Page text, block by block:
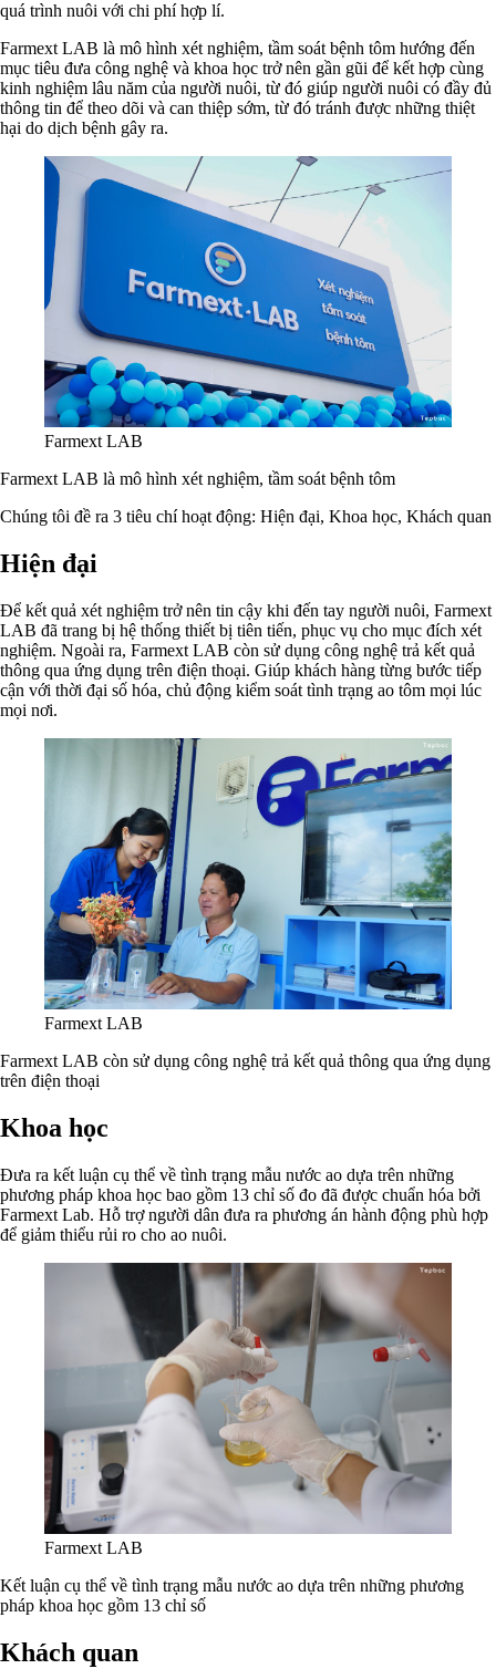
quá trình nuôi với chi phí hợp lí.
Farmext LAB là mô hình xét nghiệm, tầm soát bệnh tôm hướng đến
mục tiêu đưa công nghệ và khoa học trở nên gần gũi để kết hợp cùng
kinh nghiệm lâu năm của người nuôi, từ đó giúp người nuôi có đầy đủ
thông tin để theo dõi và can thiệp sớm, từ đó tránh được những thiệt
hại do dịch bệnh gây ra.
Farmext LAB
Farmext LAB là mô hình xét nghiệm, tầm soát bệnh tôm
Chúng tôi đề ra 3 tiêu chí hoạt động: Hiện đại, Khoa học, Khách quan
Hiện đại
Để kết quả xét nghiệm trở nên tin cậy khi đến tay người nuôi, Farmext
LAB đã trang bị hệ thống thiết bị tiên tiến, phục vụ cho mục đích xét
nghiệm. Ngoài ra, Farmext LAB còn sử dụng công nghệ trả kết quả
thông qua ứng dụng trên điện thoại. Giúp khách hàng từng bước tiếp
cận với thời đại số hóa, chủ động kiểm soát tình trạng ao tôm mọi lúc
mọi nơi.
Farmext LAB
Farmext LAB còn sử dụng công nghệ trả kết quả thông qua ứng dụng
trên điện thoại
Khoa học
Đưa ra kết luận cụ thể về tình trạng mẫu nước ao dựa trên những
phương pháp khoa học bao gồm 13 chỉ số đo đã được chuẩn hóa bởi
Farmext Lab. Hỗ trợ người dân đưa ra phương án hành động phù hợp
để giảm thiểu rủi ro cho ao nuôi.
Farmext LAB
Kết luận cụ thể về tình trạng mẫu nước ao dựa trên những phương
pháp khoa học gồm 13 chỉ số
Khách quan